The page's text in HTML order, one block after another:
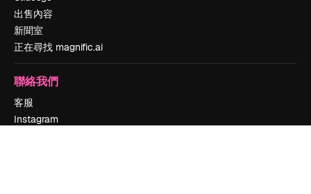
出售內容
新聞室
正在尋找 magnific.ai
聯絡我們
客服
Instagram